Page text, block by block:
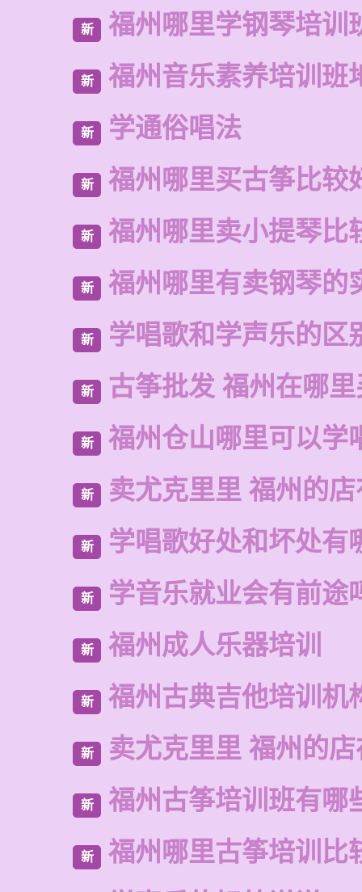
新 福州哪里学钢琴培训
新 福州音乐素养培训班
新 学通俗唱法
新 福州哪里买古筝比较
新 福州哪里卖小提琴比
新 福州哪里有卖钢琴的
新 学唱歌和学声乐的区
新 古筝批发 福州在哪
新 福州仓山哪里可以学
新 卖尤克里里 福州的
新 学唱歌好处和坏处有
新 学音乐就业会有前途
新 福州成人乐器培训
新 福州古典吉他培训机
新 卖尤克里里 福州的
新 福州古筝培训班有哪
新 福州哪里古筝培训比